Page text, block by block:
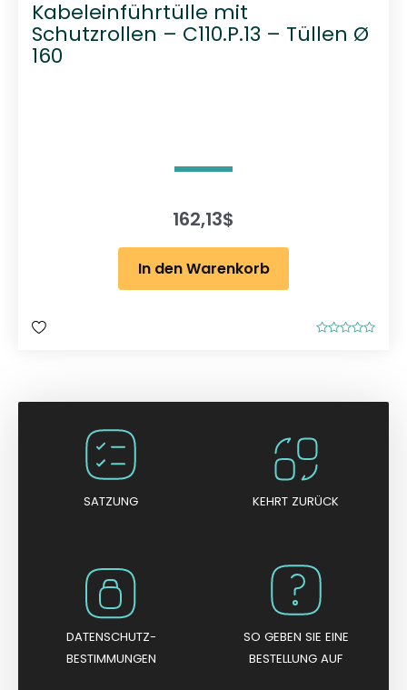
Kabeleinführtülle mit
Schutzrollen – C110.P.13 – Tüllen Ø
160
i
t
0
v
n
5
162,13$
In den Warenkorb
SATZUNG KEHRT ZURÜCK
DATENSCHUTZ-
BESTIMMUNGEN
SO GEBEN SIE EINE
BESTELLUNG AUF